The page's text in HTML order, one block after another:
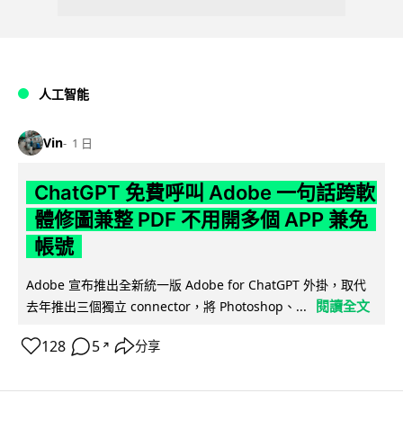
人工智能
Vin 1 日
ChatGPT 免費呼叫 Adobe 一句話跨軟
體修圖兼整 PDF 不用開多個 APP 兼免
帳號
Adobe 宣布推出全新統一版 Adobe for ChatGPT 外掛，取代
去年推出三個獨立 connector，將 Photoshop、...
閱讀全文
128 5 ↗ 分享